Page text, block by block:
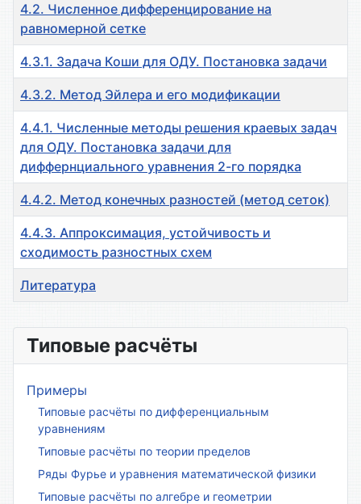
4.2. Численное дифференцирование на
равномерной сетке
4.3.1. Задача Коши для ОДУ. Постановка задачи
4.3.2. Метод Эйлера и его модификации
4.4.1. Численные методы решения краевых задач
для ОДУ. Постановка задачи для
диффернциального уравнения 2-го порядка
4.4.2. Метод конечных разностей (метод сеток)
4.4.3. Аппроксимация, устойчивость и
сходимость разностных схем
Литература
Типовые расчёты
Примеры
Типовые расчёты по дифференциальным
уравнениям
Типовые расчёты по теории пределов
Ряды Фурье и уравнения математической физики
Типовые расчёты по алгебре и геометрии